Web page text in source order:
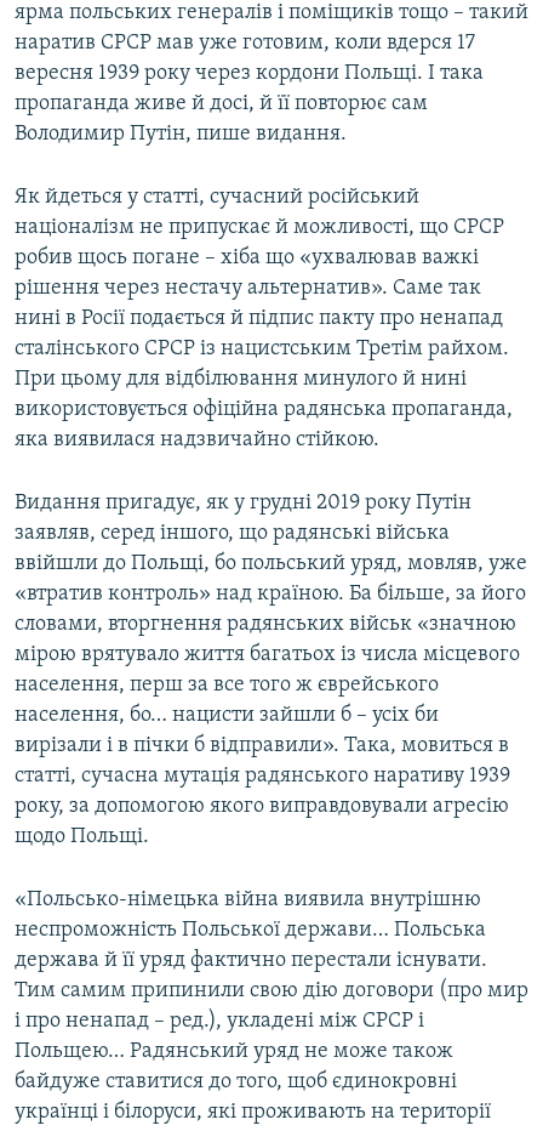
ярма польських генералів і поміщиків тощо – такий
наратив СРСР мав уже готовим, коли вдерся 17
вересня 1939 року через кордони Польщі. І така
пропаганда живе й досі, й її повторює сам
Володимир Путін, пише видання.
Як йдеться у статті, сучасний російський
націоналізм не припускає й можливості, що СРСР
робив щось погане – хіба що «ухвалював важкі
рішення через нестачу альтернатив». Саме так
нині в Росії подається й підпис пакту про ненапад
сталінського СРСР із нацистським Третім райхом.
При цьому для відбілювання минулого й нині
використовується офіційна радянська пропаганда,
яка виявилася надзвичайно стійкою.
Видання пригадує, як у грудні 2019 року Путін
заявляв, серед іншого, що радянські війська
ввійшли до Польщі, бо польський уряд, мовляв, уже
«втратив контроль» над країною. Ба більше, за його
словами, вторгнення радянських військ «значною
мірою врятувало життя багатьох із числа місцевого
населення, перш за все того ж єврейського
населення, бо… нацисти зайшли б – усіх би
вирізали і в пічки б відправили». Така, мовиться в
статті, сучасна мутація радянського наративу 1939
року, за допомогою якого виправдовували агресію
щодо Польщі.
«Польсько-німецька війна виявила внутрішню
неспроможність Польської держави… Польська
держава й її уряд фактично перестали існувати.
Тим самим припинили свою дію договори (про мир
і про ненапад – ред.), укладені між СРСР і
Польщею… Радянський уряд не може також
байдуже ставитися до того, щоб єдинокровні
українці і білоруси, які проживають на території